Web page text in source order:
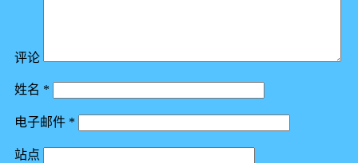
评论
姓名 *
电子邮件 *
站点